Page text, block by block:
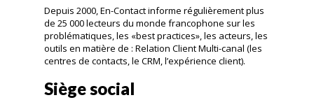
Depuis 2000, En-Contact informe régulièrement plus
de 25 000 lecteurs du monde francophone sur les
problématiques, les «best practices», les acteurs, les
outils en matière de : Relation Client Multi-canal (les
centres de contacts, le CRM, l’expérience client).
Siège social